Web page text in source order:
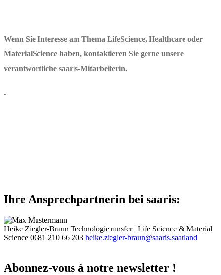
Wenn Sie Interesse am Thema LifeScience, Healthcare oder
MaterialScience haben, kontaktieren Sie gerne unsere
verantwortliche saaris-Mitarbeiterin.
Ihre Ansprechpartnerin bei saaris:
Heike Ziegler-Braun Technologietransfer | Life Science & Material
Science 0681 210 66 203 heike.ziegler-braun@saaris.saarland
Abonnez-vous à notre newsletter !